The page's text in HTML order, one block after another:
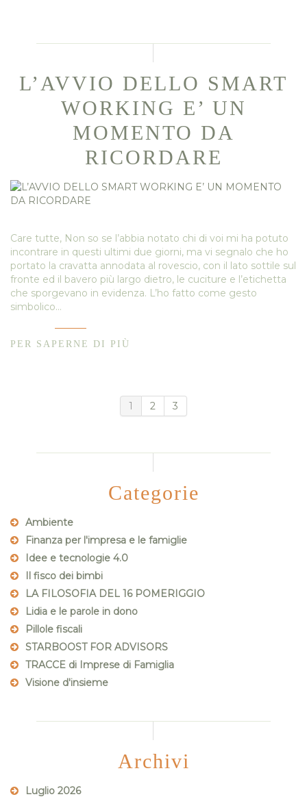
L’AVVIO DELLO SMART
WORKING E’ UN
MOMENTO DA
RICORDARE
Care tutte, Non so se l’abbia notato chi di voi mi ha potuto
incontrare in questi ultimi due giorni, ma vi segnalo che ho
portato la cravatta annodata al rovescio, con il lato sottile sul
fronte ed il bavero più largo dietro, le cuciture e l’etichetta
che sporgevano in evidenza. L’ho fatto come gesto
simbolico…
PER SAPERNE DI PIÙ
1 2 3
Categorie
Ambiente
Finanza per l'impresa e le famiglie
Idee e tecnologie 4.0
Il fisco dei bimbi
LA FILOSOFIA DEL 16 POMERIGGIO
Lidia e le parole in dono
Pillole fiscali
STARBOOST FOR ADVISORS
TRACCE di Imprese di Famiglia
Visione d'insieme
Archivi
Luglio 2026